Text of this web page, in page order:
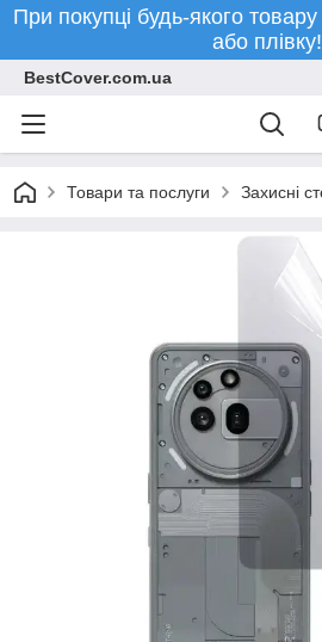
При покупці будь-якого
або плівку!
BestCover.com.ua
Товари та послуги Захисні